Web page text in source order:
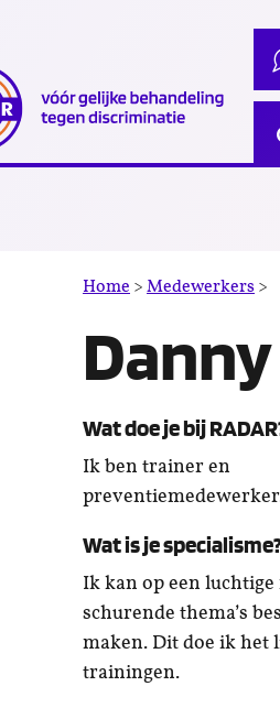
Home > Medewerkers >
Wat doe je bij
Ik ben trainer en
Wat is je
Ik kan op een
schurende thema’s
maken. Dit doe ik het
trainingen.